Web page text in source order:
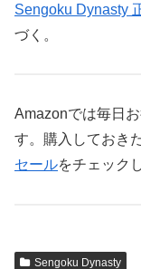
Sengoku Dynasty
づく。
Amazonでは毎日
す。購入しておき
セールをチェック
Sengoku Dynasty